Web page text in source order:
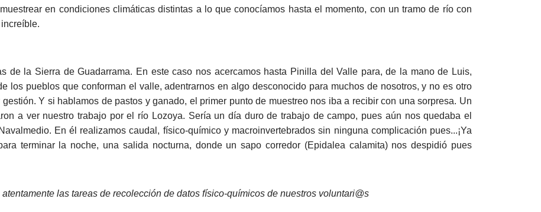
en condiciones climáticas distintas a lo que conocíamos hasta el momento, con un tramo de río con
de la Sierra de Guadarrama. En este caso nos acercamos hasta Pinilla del Valle para, de la mano de Luis,
los pueblos que conforman el valle, adentrarnos en algo desconocido para muchos de nosotros, y no es otro
Y si hablamos de pastos y ganado, el primer punto de muestreo nos iba a recibir con una sorpresa. Un
a ver nuestro trabajo por el río Lozoya. Sería un día duro de trabajo de campo, pues aún nos quedaba el
En él realizamos caudal, físico-químico y macroinvertebrados sin ninguna complicación pues...¡Ya
terminar la noche, una salida nocturna, donde un sapo corredor (Epidalea calamita) nos despidió pues
las tareas de recolección de datos físico-químicos de nuestros voluntari@s